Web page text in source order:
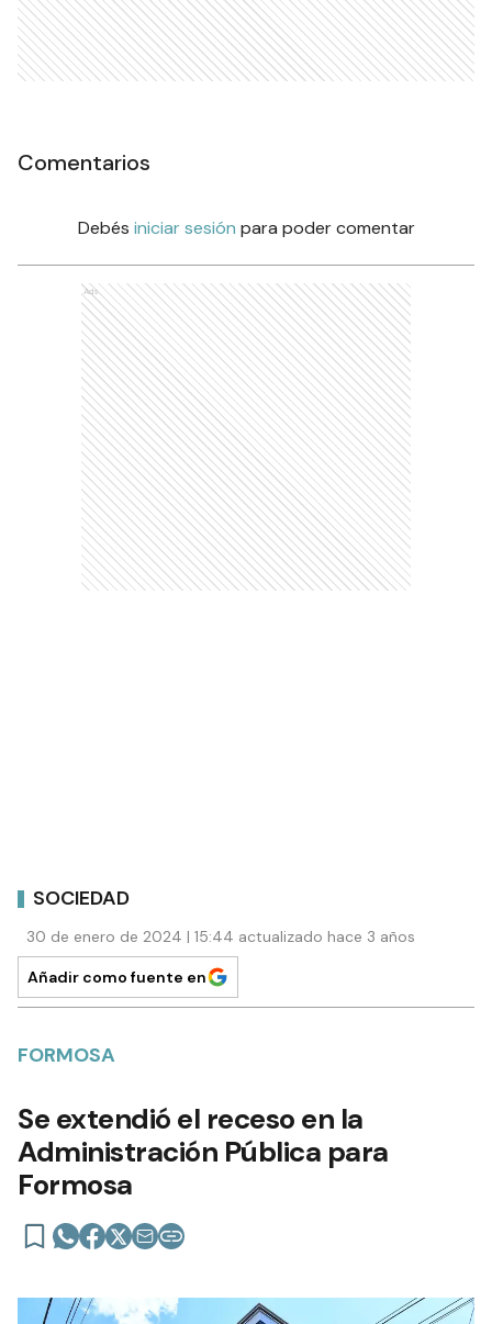
Comentarios
Debés iniciar sesión para poder comentar
Ads
SOCIEDAD
30 de enero de 2024 | 15:44 actualizado hace 3 años
Añadir como fuente en
FORMOSA
Se extendió el receso en la
Administración Pública para
Formosa